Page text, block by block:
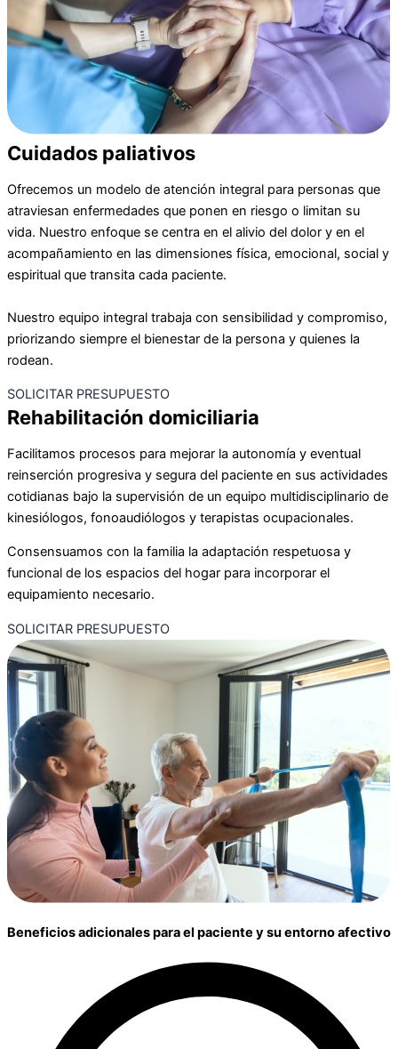
Cuidados paliativos
Ofrecemos un modelo de atención integral para personas que
atraviesan enfermedades que ponen en riesgo o limitan su
vida. Nuestro enfoque se centra en el alivio del dolor y en el
acompañamiento en las dimensiones física, emocional, social y
espiritual que transita cada paciente.
Nuestro equipo integral trabaja con sensibilidad y compromiso,
priorizando siempre el bienestar de la persona y quienes la
rodean.
SOLICITAR PRESUPUESTO
Rehabilitación domiciliaria
Facilitamos procesos para mejorar la autonomía y eventual
reinserción progresiva y segura del paciente en sus actividades
cotidianas bajo la supervisión de un equipo multidisciplinario de
kinesiólogos, fonoaudiólogos y terapistas ocupacionales.
Consensuamos con la familia la adaptación respetuosa y
funcional de los espacios del hogar para incorporar el
equipamiento necesario.
SOLICITAR PRESUPUESTO
Beneficios adicionales para el paciente y su entorno afectivo